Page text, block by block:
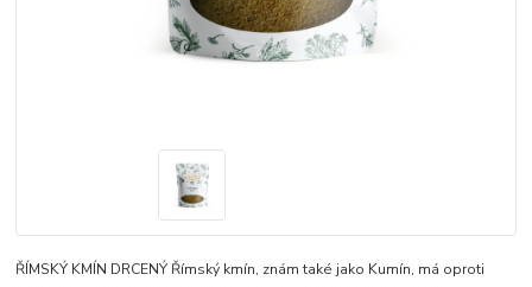
ŘÍMSKÝ KMÍN DRCENÝ Římský kmín, znám také jako Kumín, má oproti